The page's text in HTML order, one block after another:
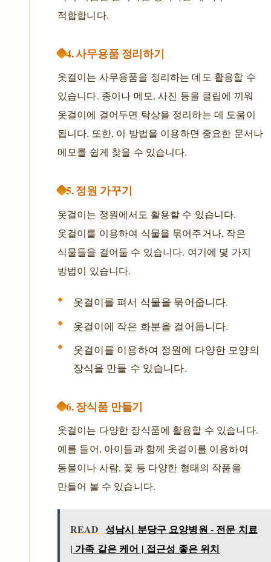
적합합니다.
4. 사무용품 정리하기
옷걸이는 사무용품을 정리하는 데도 활용할 수
있습니다. 종이나 메모, 사진 등을 클립에 끼워
옷걸이에 걸어두면 탁상을 정리하는 데 도움이
됩니다. 또한, 이 방법을 이용하면 중요한 문서나
메모를 쉽게 찾을 수 있습니다.
5. 정원 가꾸기
옷걸이는 정원에서도 활용할 수 있습니다.
옷걸이를 이용하여 식물을 묶어주거나, 작은
식물들을 걸어둘 수 있습니다. 여기에 몇 가지
방법이 있습니다.
옷걸이를 펴서 식물을 묶어줍니다.
옷걸이에 작은 화분을 걸어둡니다.
옷걸이를 이용하여 정원에 다양한 모양의
장식을 만들 수 있습니다.
6. 장식품 만들기
옷걸이는 다양한 장식품에 활용할 수 있습니다.
예를 들어, 아이들과 함께 옷걸이를 이용하여
동물이나 사람, 꽃 등 다양한 형태의 작품을
만들어 볼 수 있습니다.
READ 성남시 분당구 요양병원 - 전문 치료
| 가족 같은 케어 | 접근성 좋은 위치